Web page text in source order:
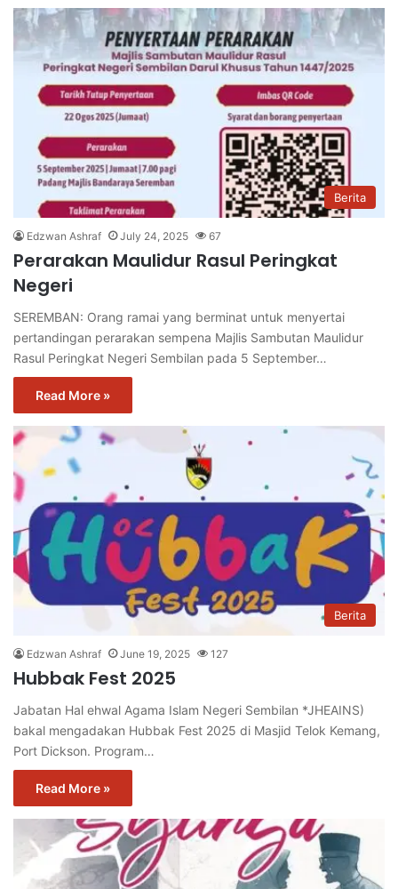
Berita
Edzwan Ashraf July 24, 2025 67
Perarakan Maulidur Rasul Peringkat
Negeri
SEREMBAN: Orang ramai yang berminat untuk menyertai
pertandingan perarakan sempena Majlis Sambutan Maulidur
Rasul Peringkat Negeri Sembilan pada 5 September…
Read More »
Berita
Edzwan Ashraf June 19, 2025 127
Hubbak Fest 2025
Jabatan Hal ehwal Agama Islam Negeri Sembilan *JHEAINS)
bakal mengadakan Hubbak Fest 2025 di Masjid Telok Kemang,
Port Dickson. Program…
Read More »